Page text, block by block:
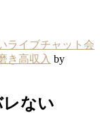
ライブチャット 会
き高収入 by
ない